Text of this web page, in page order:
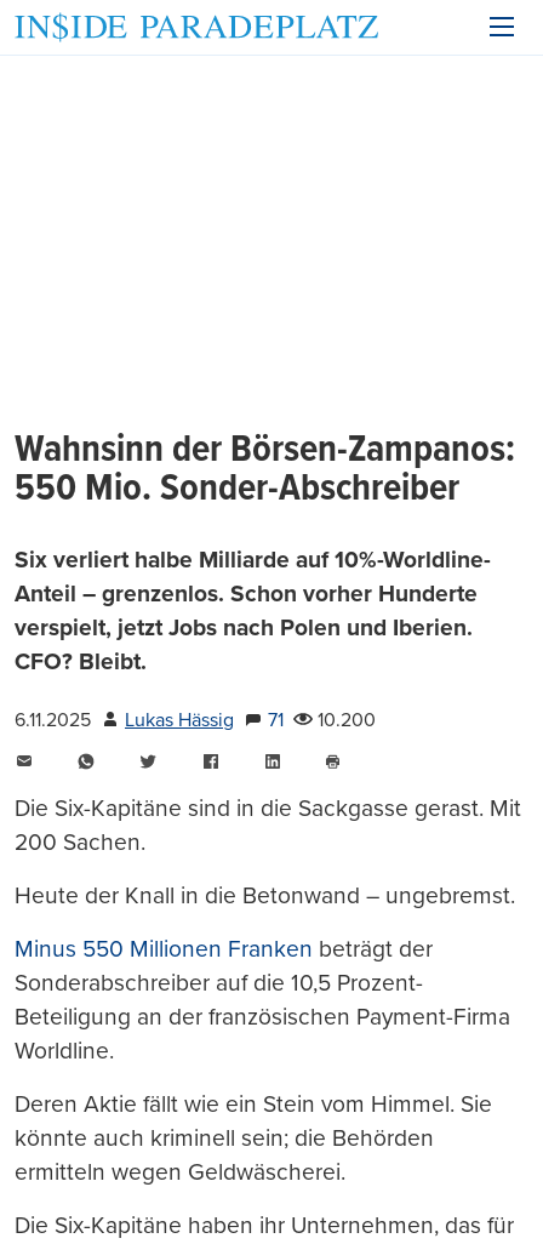
Wahnsinn der Börsen-Zampanos:
550 Mio. Sonder-Abschreiber
Six verliert halbe Milliarde auf 10%-Worldline-
Anteil – grenzenlos. Schon vorher Hunderte
verspielt, jetzt Jobs nach Polen und Iberien.
CFO? Bleibt.
6.11.2025 Lukas Hässig 71
10.200
WhatsAppTwitter FacebookLinkedIn
drucken
Die Six-Kapitäne sind in die Sackgasse gerast. Mit
200 Sachen.
Heute der Knall in die Betonwand – ungebremst.
Minus 550 Millionen Franken beträgt der
Sonderabschreiber auf die 10,5 Prozent-
Beteiligung an der französischen Payment-Firma
Worldline.
Deren Aktie fällt wie ein Stein vom Himmel. Sie
könnte auch kriminell sein; die Behörden
ermitteln wegen Geldwäscherei.
Die Six-Kapitäne haben ihr Unternehmen, das für